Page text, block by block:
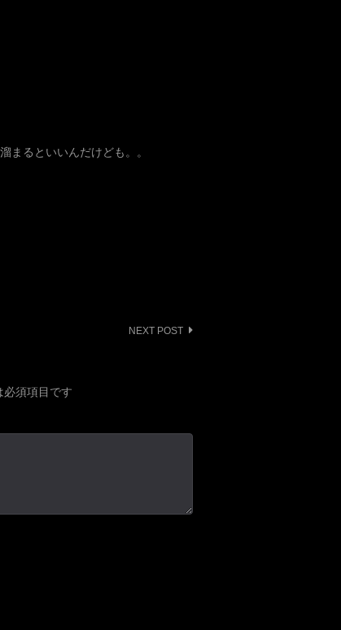
まるといいんだけども。。
NEXT POST
必須項目です